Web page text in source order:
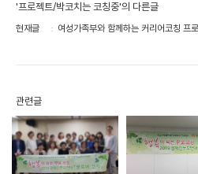
'프로젝트/박코치는 코칭중'의 다른글
현재글 여성가족부와 함께하는 커리어코칭 프
관련글